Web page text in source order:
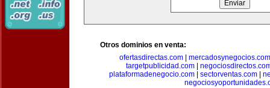
Otros dominios en venta:
ofertasdirectas.com
mercadosynegocios.com
targetpublicidad.com
plataformadenegocio.com| sectorventas.com|